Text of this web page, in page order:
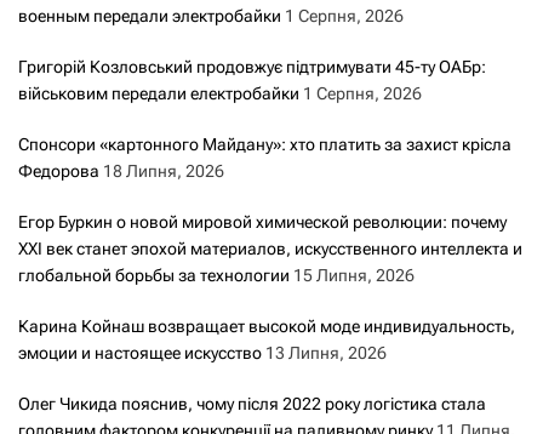
военным передали электробайки 1 Серпня, 2026
Григорій Козловський продовжує підтримувати 45-ту ОАБр:
військовим передали електробайки 1 Серпня, 2026
Спонсори «картонного Майдану»: хто платить за захист крісла
Федорова 18 Липня, 2026
Егор Буркин о новой мировой химической революции: почему
XXI век станет эпохой материалов, искусственного интеллекта и
глобальной борьбы за технологии 15 Липня, 2026
Карина Койнаш возвращает высокой моде индивидуальность,
эмоции и настоящее искусство 13 Липня, 2026
Олег Чикида пояснив, чому після 2022 року логістика стала